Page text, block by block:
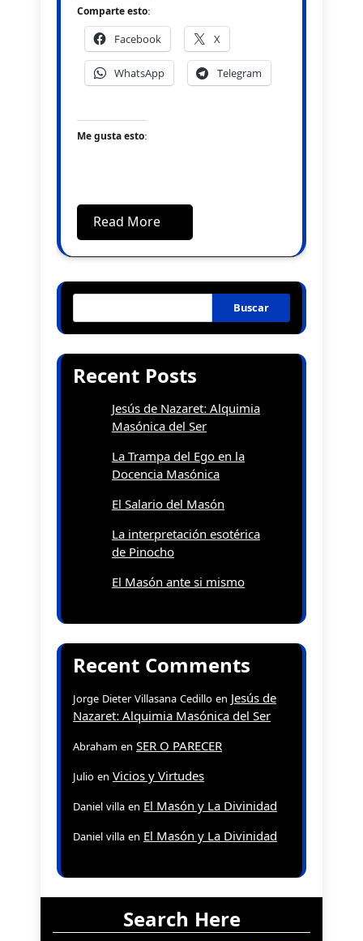
Comparte esto:
Facebook X
WhatsApp Telegram
Me gusta esto:
Read More
Buscar
Recent Posts
Jesús de Nazaret: Alquimia
Masónica del Ser
La Trampa del Ego en la
Docencia Masónica
El Salario del Masón
La interpretación esotérica
de Pinocho
El Masón ante si mismo
Recent Comments
Jorge Dieter Villasana Cedillo enJesús de
Nazaret: Alquimia Masónica del Ser
Abraham en SER O PARECER
Julio en Vicios y Virtudes
Daniel villaen El Masón y La Divinidad
Daniel villaen El Masón y La Divinidad
Search Here